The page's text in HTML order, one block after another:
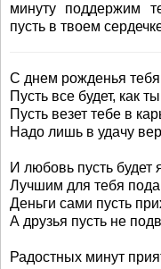
минуту поддержим
пусть в твоем
С днем рожденья
Пусть все будет, как
Пусть везет тебе в
Надо лишь в удачу
И любовь пусть будет
Лучшим для тебя
Деньги сами пусть
А друзья пусть не
Радостных минут